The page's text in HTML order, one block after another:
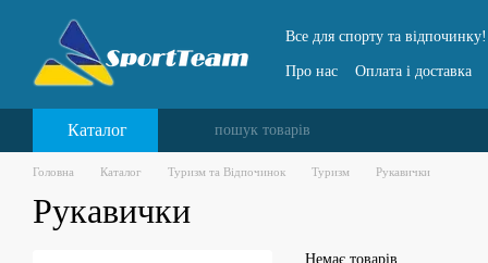
Перейти до основного контенту
Все для спорту та відпочинку!
Про нас Оплата і доставка
Каталог
Головна Каталог Туризм та Відпочинок Туризм Рукавички
Рукавички
Немає товарів